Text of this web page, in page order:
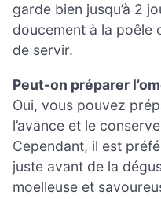
garde bien jusqu’à 2
doucement à la poêle
de servir.
Peut-on préparer
Oui, vous pouvez
l’avance et le
Cependant, il est
juste avant de la
moelleuse et